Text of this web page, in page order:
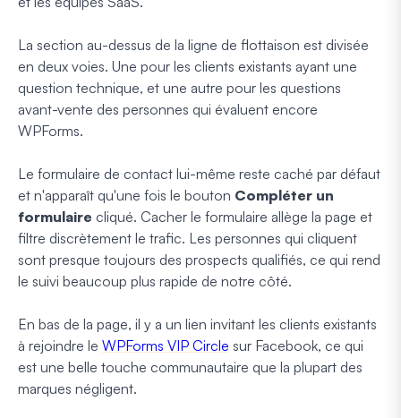
La section au-dessus de la ligne de flottaison est divisée
en deux voies. Une pour les clients existants ayant une
question technique, et une autre pour les questions
avant-vente des personnes qui évaluent encore
WPForms.
Le formulaire de contact lui-même reste caché par défaut
et n'apparaît qu'une fois le bouton Compléter un
formulaire cliqué. Cacher le formulaire allège la page et
filtre discrètement le trafic. Les personnes qui cliquent
sont presque toujours des prospects qualifiés, ce qui rend
le suivi beaucoup plus rapide de notre côté.
En bas de la page, il y a un lien invitant les clients existants
à rejoindre le WPForms VIP Circle sur Facebook, ce qui
est une belle touche communautaire que la plupart des
marques négligent.